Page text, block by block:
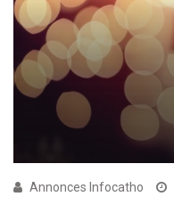
Annonces Infocatho